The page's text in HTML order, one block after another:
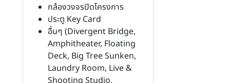
กล้องวงจรปิดโครงการ
ประตู Key Card
อื่นๆ (Divergent Bridge,
Amphitheater, Floating
Deck, Big Tree Sunken,
Laundry Room, Live &